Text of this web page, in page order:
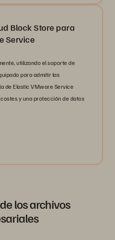
Block Store para
Service
utilizando el soporte de
para admitir las
de Elastic VMware Service
y una protección de datos
los archivos